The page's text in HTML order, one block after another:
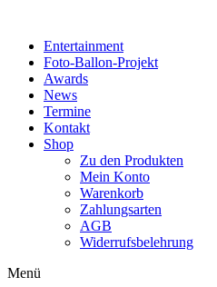
wechselnEntertainment
Foto-Ballon-Projekt
Awards
News
Termine
Kontakt
Shop
Zu den Produkten
Mein Konto
Warenkorb
Zahlungsarten
AGB
Widerrufsbelehrung
Menü